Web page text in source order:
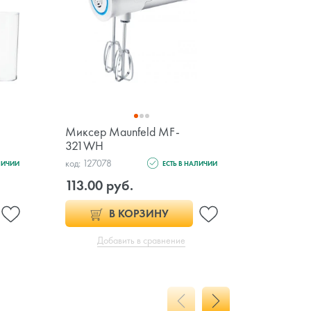
Миксер Maunfeld MF-
321WH
код: 127078 ЕСТЬ В НАЛИЧИИ
113.00 руб.
В КОРЗИНУ
Добавить в сравнение